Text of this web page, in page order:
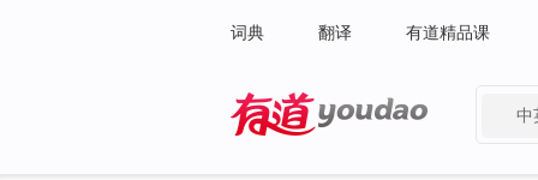
词典 翻译 有道精品课
中